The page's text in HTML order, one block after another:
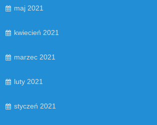
maj 2021
kwiecień 2021
marzec 2021
luty 2021
styczeń 2021